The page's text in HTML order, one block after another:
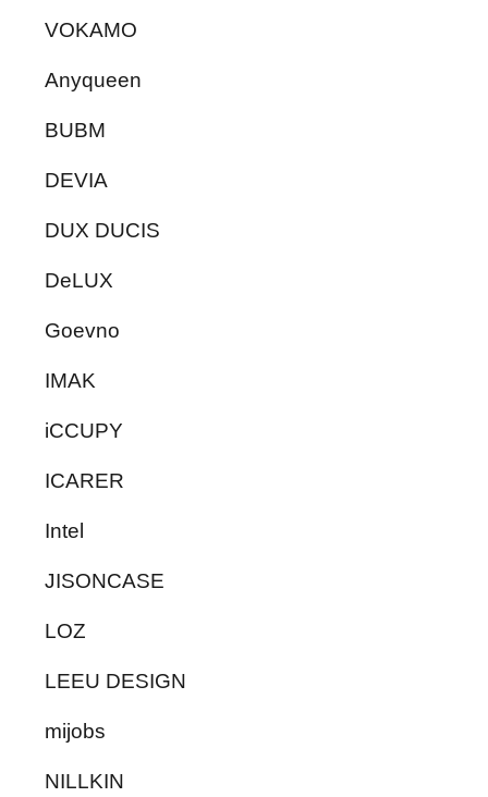
VOKAMO
Anyqueen
BUBM
DEVIA
DUX DUCIS
DeLUX
Goevno
IMAK
iCCUPY
ICARER
Intel
JISONCASE
LOZ
LEEU DESIGN
mijobs
NILLKIN